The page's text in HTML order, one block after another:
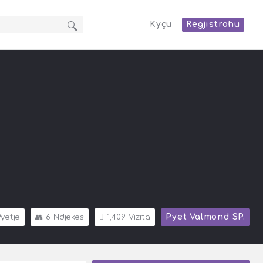
Kyçu Regjistrohu
Pyet Valmond SP.
1,409 Vizita
6 Ndjekës